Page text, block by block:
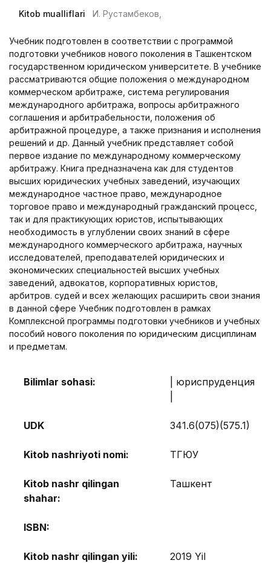
Kitob mualliflari И. Рустамбеков,
Учебник подготовлен в соответствии с программой
подготовки учебников нового поколения в Ташкентском
государственном юридическом университете. В учебнике
рассматриваются общие положения о международном
коммерческом арбитраже, система регулирования
международного арбитража, вопросы арбитражного
соглашения и арбитрабельности, положения об
арбитражной процедуре, а также признания и исполнения
решений и др. Данный учебник представляет собой
первое издание по международному коммерческому
арбитражу. Книга предназначена как для студентов
высших юридических учебных заведений, изучающих
международное частное право, международное
торговое право и международный гражданский процесс,
так и для практикующих юристов, испытывающих
необходимость в углублении своих знаний в сфере
международного коммерческого арбитража, научных
исследователей, преподавателей юридических и
экономических специальностей высших учебных
заведений, адвокатов, корпоративных юристов,
арбитров. судей и всех желающих расширить свои знания
в данной сфере Учебник подготовлен в рамках
Комплексной программы подготовки учебников и учебных
пособий нового поколения по юридическим дисциплинам
и предметам.
Bilimlar sohasi:
| юриспруденция
UDK 341.6(075)(575.1)
Kitob nashriyoti nomi: ТГЮУ
Kitob nashr qilingan
shahar:
Ташкент
ISBN:
Kitob nashr qilingan yili: 2019 Yil